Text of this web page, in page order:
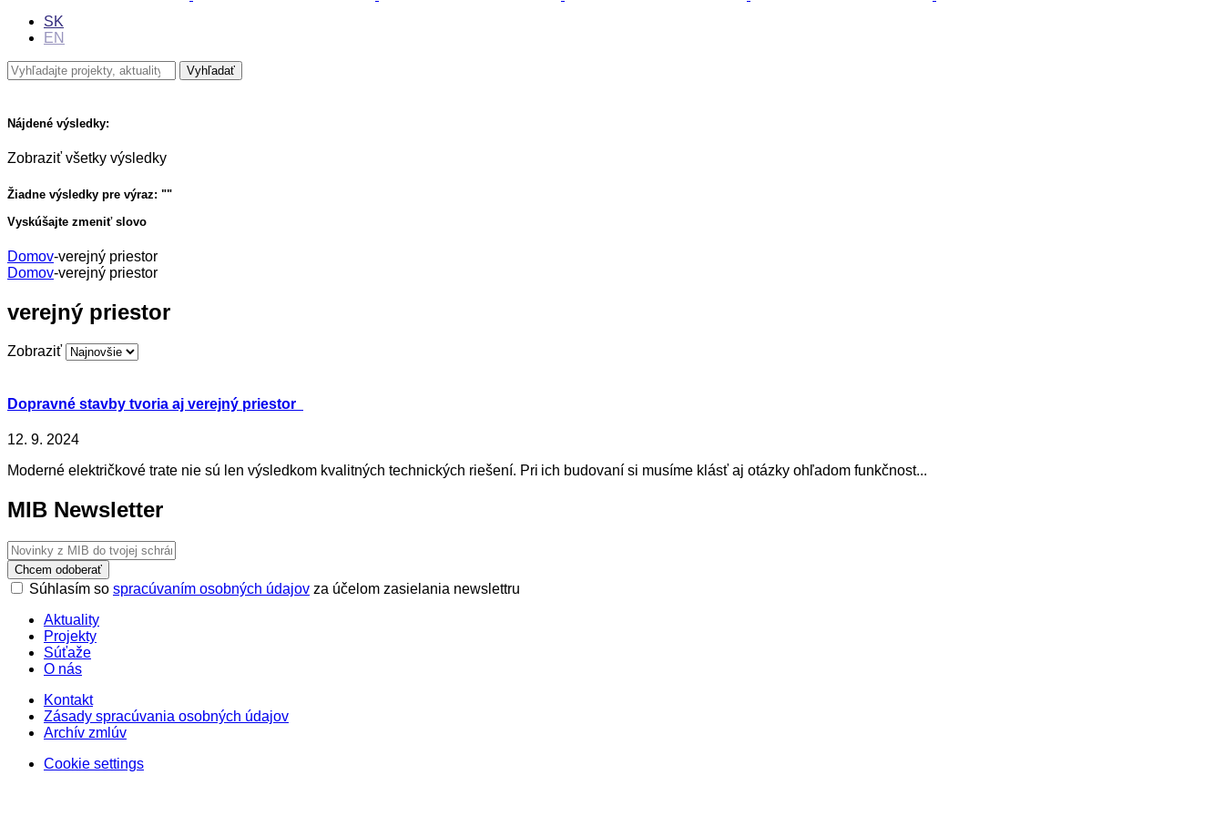
SK
EN
Nájdené výsledky:
Zobraziť všetky výsledky
Žiadne výsledky pre výraz: ""
Vyskúšajte zmeniť slovo
Domov-verejný priestor
Domov-verejný priestor
verejný priestor
Zobraziť
Dopravné stavby tvoria aj verejný priestor
12. 9. 2024
Moderné električkové trate nie sú len výsledkom kvalitných technických riešení. Pri ich budovaní si musíme klásť aj otázky ohľadom funkčnost...
MIB Newsletter
Chcem odoberať
Súhlasím so spracúvaním osobných údajov za účelom zasielania newslettru
Aktuality
Projekty
Súťaže
O nás
Kontakt
Zásady spracúvania osobných údajov
Archív zmlúv
Cookie settings